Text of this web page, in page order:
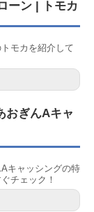
ーン | トモカ
モカを紹介して
おぎんAキャ
キャッシングの特
チェック！